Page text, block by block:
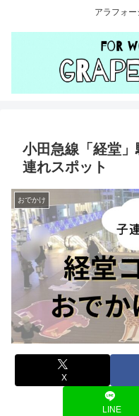
アラフォ
小田急線「経堂
連れスポット
おでかけ
X
LINE